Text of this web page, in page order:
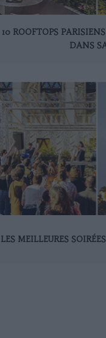
10 ROOFTOPS
DANS
LES MEILLEURES